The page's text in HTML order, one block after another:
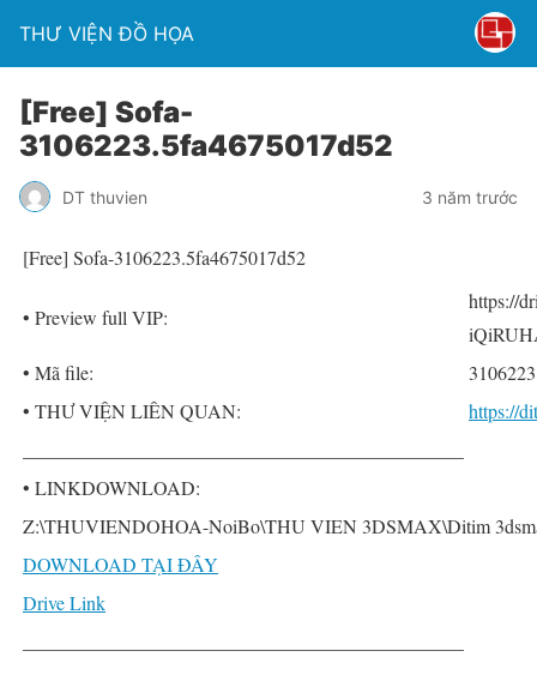
THƯ VIỆN ĐỒ HỌA
[Free] Sofa-
3106223.5fa4675017d52
DT thuvien 3 năm trước
[Free] Sofa-3106223.5fa4675017d52
• Preview full VIP:
https://
• Mã file:
• THƯ VIỆN LIÊN QUAN:
https://
• LINKDOWNLOAD:
Z:\THUVIENDOHOA-NoiBo\THU VIEN 3DSMAX\Ditim
DOWNLOAD TẠI ĐÂY
Drive Link